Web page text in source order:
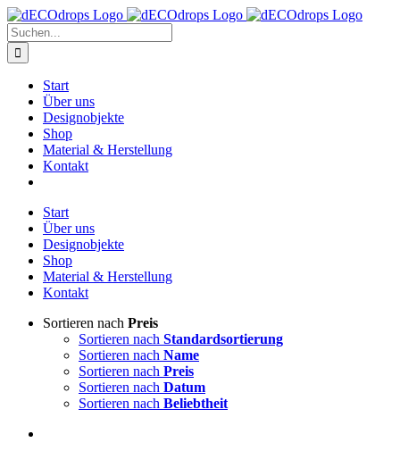
Zum
Inhalt
springen
Suche
nach:
Start
Über uns
Designobjekte
Shop
Material & Herstellung
Kontakt
Start
Über uns
Designobjekte
Shop
Material & Herstellung
Kontakt
Sortieren nach Preis
Sortieren nach Standardsortierung
Sortieren nach Name
Sortieren nach Preis
Sortieren nach Datum
Sortieren nach Beliebtheit